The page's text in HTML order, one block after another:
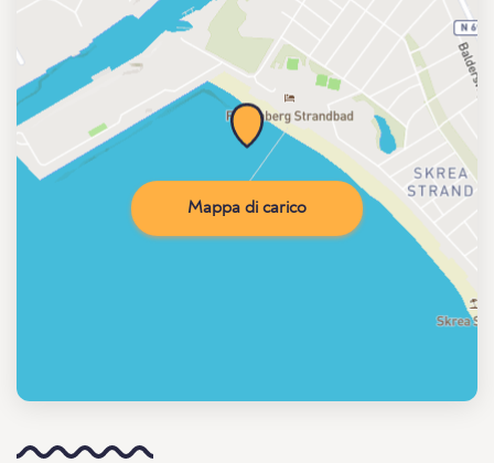
Mappa di carico